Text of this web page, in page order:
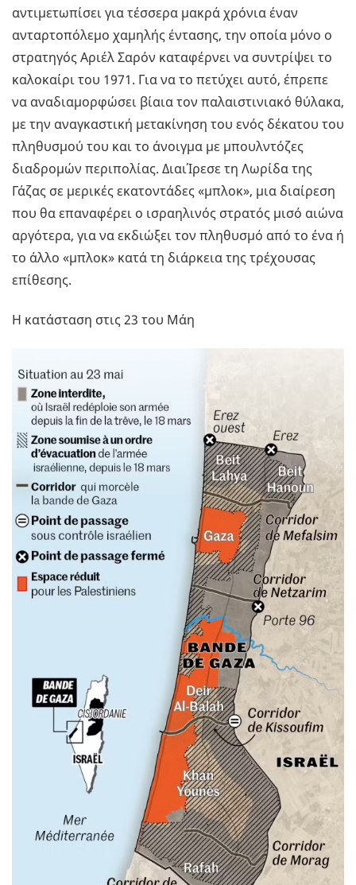
αντιμετωπίσει για τέσσερα μακρά χρόνια έναν
ανταρτοπόλεμο χαμηλής έντασης, την οποία μόνο ο
στρατηγός Αριέλ Σαρόν καταφέρνει να συντρίψει το
καλοκαίρι του 1971. Για να το πετύχει αυτό, έπρεπε
να αναδιαμορφώσει βίαια τον παλαιστινιακό θύλακα,
με την αναγκαστική μετακίνηση του ενός δέκατου του
πληθυσμού του και το άνοιγμα με μπουλντόζες
διαδρομών περιπολίας. ΔιαιΊρεσε τη Λωρίδα της
Γάζας σε μερικές εκατοντάδες «μπλοκ», μια διαίρεση
που θα επαναφέρει ο ισραηλινός στρατός μισό αιώνα
αργότερα, για να εκδιώξει τον πληθυσμό από το ένα ή
το άλλο «μπλοκ» κατά τη διάρκεια της τρέχουσας
επίθεσης.
Η κατάσταση στις 23 του Μάη